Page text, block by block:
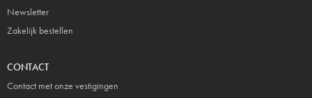
Newsletter
Zakelijk bestellen
CONTACT
Contact met onze vestigingen